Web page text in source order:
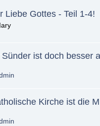
Liebe Gottes - Teil 1-4!
ist doch besser
Kirche ist die